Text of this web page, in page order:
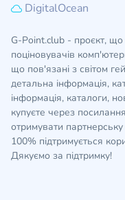
DigitalOcean
G-Point.club - проєкт, що
поціновувачів
що пов'язані з світом
детальна інформація,
інформація, каталоги,
купуєте через
отримувати
100% підтримується
Дякуємо за підтримку!